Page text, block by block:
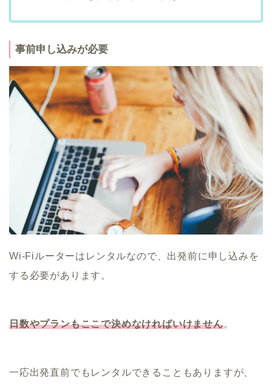
事前申し込みが必要
Wi-Fiルーターはレンタルなので、出発前に申し込みを
する必要があります。
日数やプランもここで決めなければいけません。
一応出発直前でもレンタルできることもありますが、